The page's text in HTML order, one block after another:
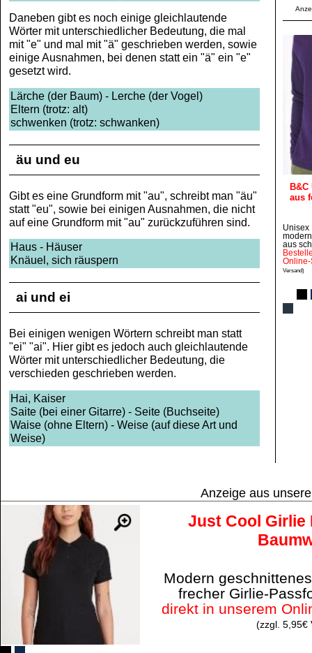
Daneben gibt es noch einige gleichlautende
Wörter mit unterschiedlicher Bedeutung, die mal
mit "e" und mal mit "ä" geschrieben werden, sowie
einige Ausnahmen, bei denen statt ein "ä" ein "e"
gesetzt wird.
Lärche (der Baum) - Lerche (der Vogel)
Eltern (trotz: alt)
schwenken (trotz: schwanken)
äu und eu
Gibt es eine Grundform mit "au", schreibt man "äu"
statt "eu", sowie bei einigen Ausnahmen, die nicht
auf eine Grundform mit "au" zurückzuführen sind.
Haus - Häuser
Knäuel, sich räuspern
ai und ei
Bei einigen wenigen Wörtern schreibt man statt
"ei" "ai". Hier gibt es jedoch auch gleichlautende
Wörter mit unterschiedlicher Bedeutung, die
verschieden geschrieben werden.
Hai, Kaiser
Saite (bei einer Gitarre) - Seite (Buchseite)
Waise (ohne Eltern) - Weise (auf diese Art und
Weise)
aus
Unisex
aus
Online-
Versand)
Anzeige aus
Just Cool Girlie
Modern
frecher Girlie-
direkt in unserem
(zzgl. 5,95€